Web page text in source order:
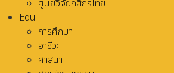
ศูนย์วิจัยกสิกรไทย
Edu
การศึกษา
อาชีวะ
ศาสนา